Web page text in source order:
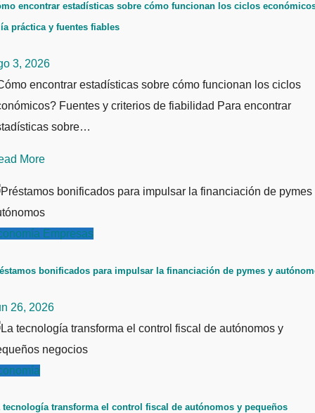
encontrar estadísticas sobre cómo funcionan los ciclos
práctica y fuentes fiables
3, 2026
encontrar estadísticas sobre cómo funcionan los ciclos
Fuentes y criterios de fiabilidad Para encontrar
sobre…
More
Empresas
bonificados para impulsar la financiación de pymes y
26, 2026
tecnología transforma el control fiscal de autónomos y pequeños